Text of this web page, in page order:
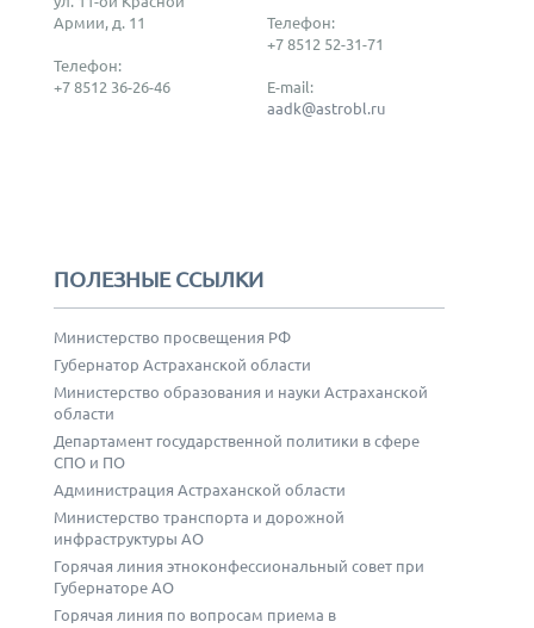
Армии, д. 11
Телефон:
+7 8512 36-26-46
Телефон:
+7 8512 52-31-71
E-mail:
aadk@astrobl.ru
ПОЛЕЗНЫЕ ССЫЛКИ
Министерство просвещения РФ
Губернатор Астраханской области
Министерство образования и науки Астраханской
области
Департамент государственной политики в сфере
СПО и ПО
Администрация Астраханской области
Министерство транспорта и дорожной
инфраструктуры АО
Горячая линия этноконфессиональный совет при
Губернаторе АО
Горячая линия по вопросам приема в